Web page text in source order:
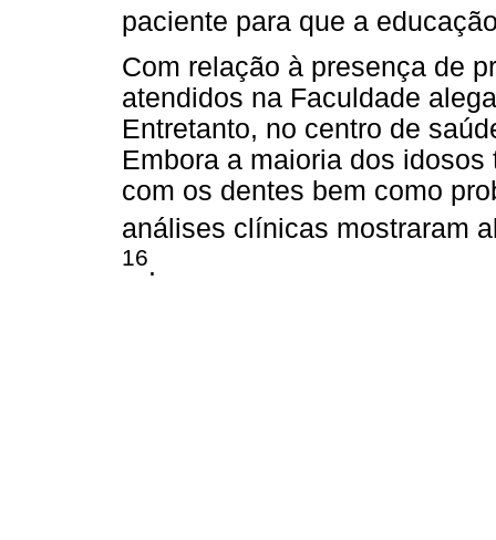
paciente para que a
Com relação à presença de
atendidos na Faculdade
Entretanto, no centro de
Embora a maioria dos
com os dentes bem como
análises clínicas mostraram
16.